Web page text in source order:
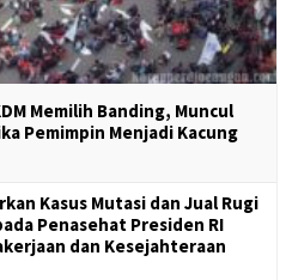
Memilih Banding, Muncul
Pemimpin Menjadi Kacung
Kasus Mutasi dan Jual Rugi
Penasehat Presiden RI
dan Kesejahteraan